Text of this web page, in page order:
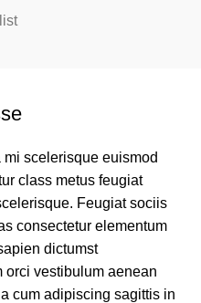
scelerisque euismod
class metus feugiat
Feugiat sociis
consectetur elementum
dictumst
orci vestibulum aenean
cum adipiscing sagittis in